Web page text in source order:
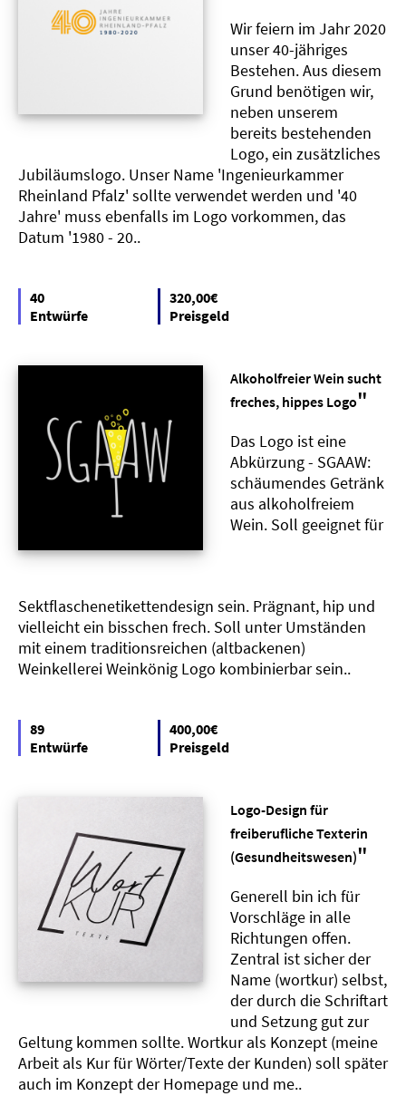
Wir feiern im Jahr 2020
unser 40-jähriges
Bestehen. Aus diesem
Grund benötigen wir,
neben unserem
bereits bestehenden
Logo, ein zusätzliches
Jubiläumslogo. Unser Name 'Ingenieurkammer
Rheinland Pfalz' sollte verwendet werden und '40
Jahre' muss ebenfalls im Logo vorkommen, das
Datum '1980 - 20..
40
Entwürfe
320,00€
Preisgeld
Alkoholfreier Wein sucht
freches, hippes Logo"
Das Logo ist eine
Abkürzung - SGAAW:
schäumendes Getränk
aus alkoholfreiem
Wein. Soll geeignet für
Sektflaschenetikettendesign sein. Prägnant, hip und
vielleicht ein bisschen frech. Soll unter Umständen
mit einem traditionsreichen (altbackenen)
Weinkellerei Weinkönig Logo kombinierbar sein..
89
Entwürfe
400,00€
Preisgeld
Logo-Design für
freiberufliche Texterin
(Gesundheitswesen)"
Generell bin ich für
Vorschläge in alle
Richtungen offen.
Zentral ist sicher der
Name (wortkur) selbst,
der durch die Schriftart
und Setzung gut zur
Geltung kommen sollte. Wortkur als Konzept (meine
Arbeit als Kur für Wörter/Texte der Kunden) soll später
auch im Konzept der Homepage und me..